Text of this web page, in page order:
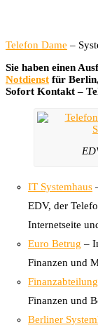
Telefon Dame –
Sie haben einen
Notdienst für
Sofort Kontakt –
IT Systemhaus
EDV, der
Internetseite
Euro Betrug –
Finanzen und
Finanzabteilung
Finanzen und
Berliner